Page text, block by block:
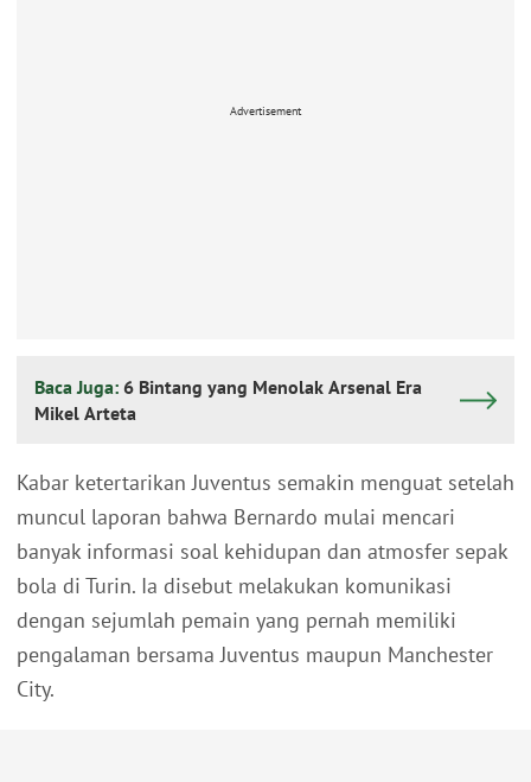
Advertisement
Baca Juga: 6 Bintang yang Menolak Arsenal Era
Mikel Arteta
Kabar ketertarikan Juventus semakin menguat setelah
muncul laporan bahwa Bernardo mulai mencari
banyak informasi soal kehidupan dan atmosfer sepak
bola di Turin. Ia disebut melakukan komunikasi
dengan sejumlah pemain yang pernah memiliki
pengalaman bersama Juventus maupun Manchester
City.